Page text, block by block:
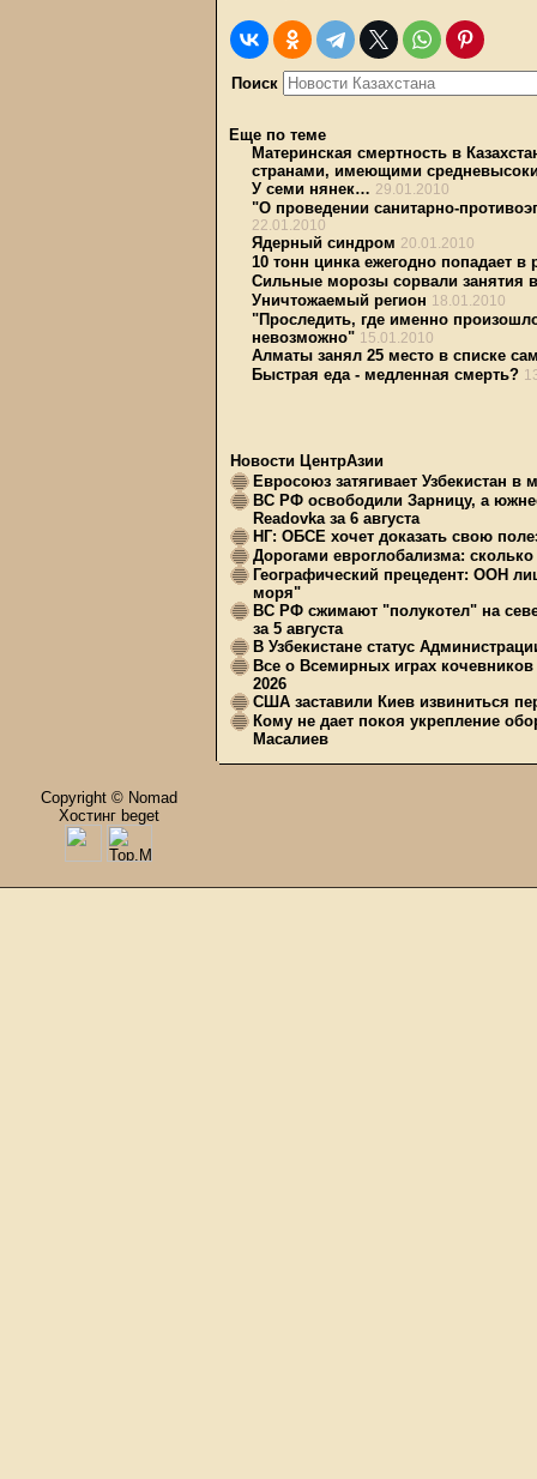
Поиск
Еще по теме
Материнская смертность в
странами, имеющими
У семи нянек… 29.01.2010
"О проведении санитарно-
22.01.2010
Ядерный синдром 20.01.2010
10 тонн цинка ежегодно попадает в
Сильные морозы сорвали занятия в
Уничтожаемый регион 18.01.2010
"Проследить, где именно
невозможно" 15.01.2010
Алматы занял 25 место в списке
Быстрая еда - медленная смерть?
Новости ЦентрАзии
Евросоюз затягивает Узбекистан
ВС РФ освободили Зарницу, а
Readovka за 6 августа
НГ: ОБСЕ хочет доказать свою
Дорогами евроглобализма:
Географический прецедент: ООН
моря"
ВС РФ сжимают "полукотел" на
за 5 августа
В Узбекистане статус
Все о Всемирных играх
2026
США заставили Киев извиниться
Кому не дает покоя укрепление
Масалиев
Copyright © Nomad
Хостинг beget